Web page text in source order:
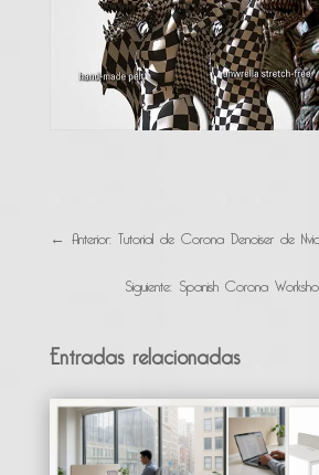
← Anterior: Tutorial de Corona Denoiser de
Siguiente: Spanish Corona
Entradas relacionadas